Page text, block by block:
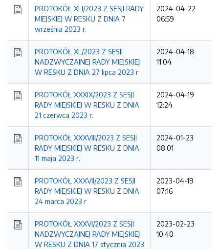
PROTOKÓŁ XLI/2023 Z SESJI RADY
MIEJSKIEJ W RESKU Z DNIA 7
września 2023 r.
2024-04-22
06:59
PROTOKÓŁ XL/2023 Z SESJI
NADZWYCZAJNEJ RADY MIEJSKIEJ
W RESKU Z DNIA 27 lipca 2023 r
2024-04-18
11:04
PROTOKÓŁ XXXIX/2023 Z SESJI
RADY MIEJSKIEJ W RESKU Z DNIA
21 czerwca 2023 r.
2024-04-19
12:24
PROTOKÓŁ XXXVIII/2023 Z SESJI
RADY MIEJSKIEJ W RESKU Z DNIA
11 maja 2023 r.
2024-01-23
08:01
PROTOKÓŁ XXXVII/2023 Z SESJI
RADY MIEJSKIEJ W RESKU Z DNIA
24 marca 2023 r
2023-04-19
07:16
PROTOKÓŁ XXXVI/2023 Z SESJI
NADZWYCZAJNEJ RADY MIEJSKIEJ
W RESKU Z DNIA 17 stycznia 2023
2023-02-23
10:40